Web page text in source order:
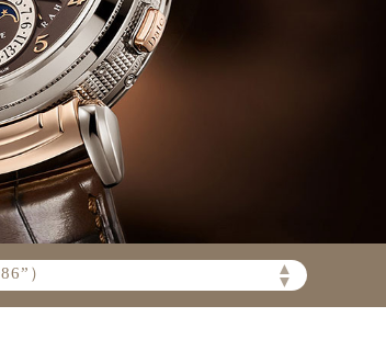
▲
▼
）